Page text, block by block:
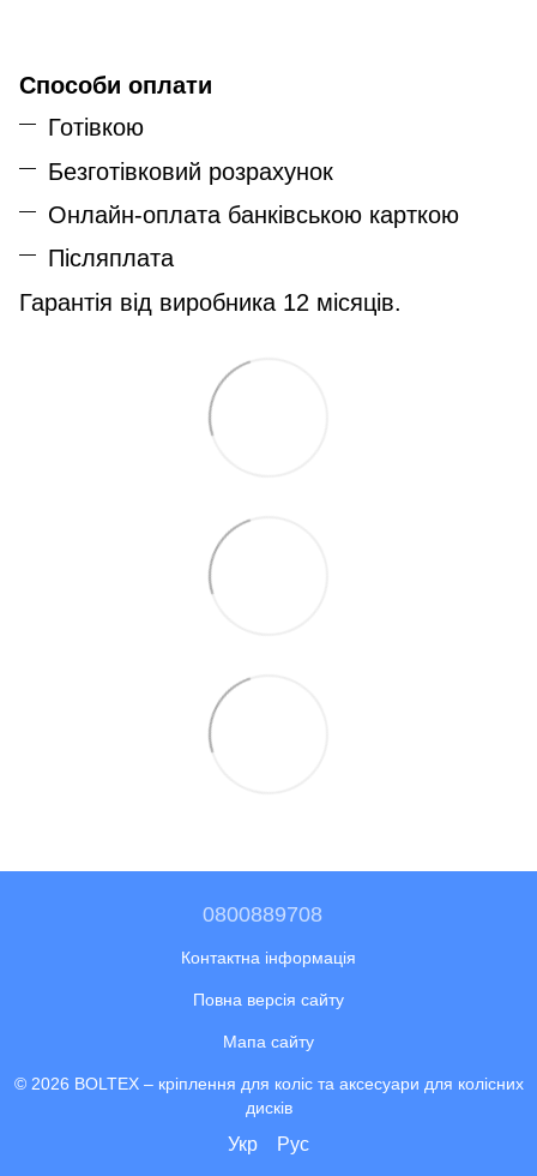
Способи оплати
Готівкою
Безготівковий розрахунок
Онлайн-оплата банківською карткою
Післяплата
Гарантія від виробника 12 місяців.
0800889708
Контактна інформація
Повна версія сайту
Мапа сайту
© 2026 BOLTEX – кріплення для коліс та аксесуари для колісних
дисків
Укр Рус